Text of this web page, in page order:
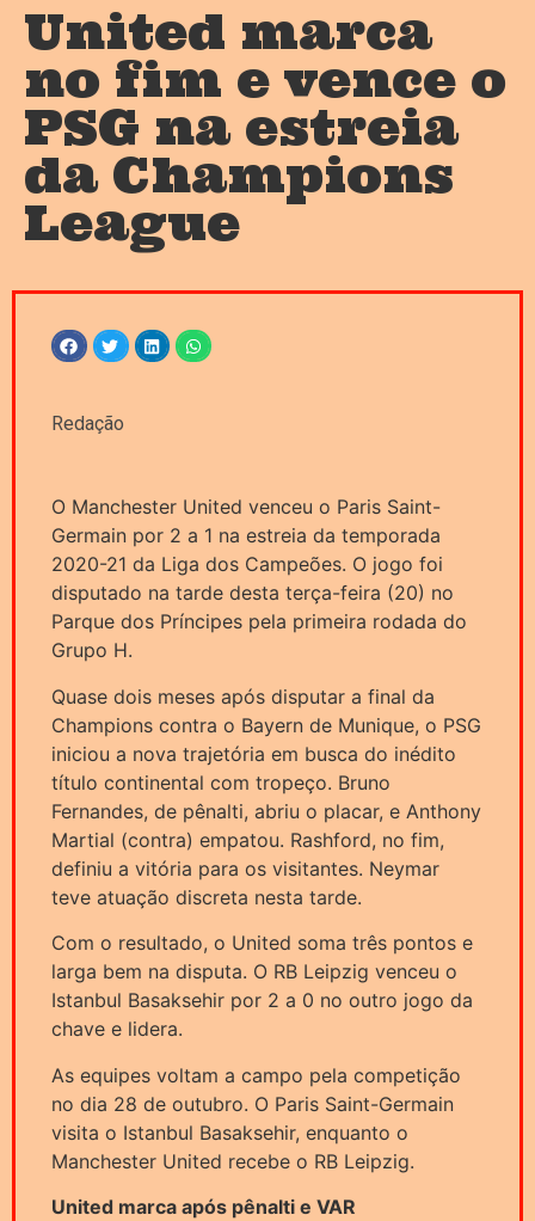
United marca
no fim e vence o
PSG na estreia
da Champions
League
Redação
O Manchester United venceu o Paris Saint-
Germain por 2 a 1 na estreia da temporada
2020-21 da Liga dos Campeões. O jogo foi
disputado na tarde desta terça-feira (20) no
Parque dos Príncipes pela primeira rodada do
Grupo H.
Quase dois meses após disputar a final da
Champions contra o Bayern de Munique, o PSG
iniciou a nova trajetória em busca do inédito
título continental com tropeço. Bruno
Fernandes, de pênalti, abriu o placar, e Anthony
Martial (contra) empatou. Rashford, no fim,
definiu a vitória para os visitantes. Neymar
teve atuação discreta nesta tarde.
Com o resultado, o United soma três pontos e
larga bem na disputa. O RB Leipzig venceu o
Istanbul Basaksehir por 2 a 0 no outro jogo da
chave e lidera.
As equipes voltam a campo pela competição
no dia 28 de outubro. O Paris Saint-Germain
visita o Istanbul Basaksehir, enquanto o
Manchester United recebe o RB Leipzig.
United marca após pênalti e VAR